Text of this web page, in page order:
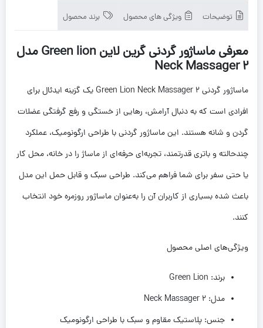
توضیحات ویژگی های محصول برند محصول
معرفی ماساژور گردنی گرین لاین Green lion مدل
Neck Massager 2
ماساژور گردنی Green Lion Neck Massager 2 یک گزینه ایدئال برای
افرادی است که به دنبال آرامش، رهایی از خستگی و رفع گرفتگی عضلات
گردن و شانه هستند. این ماساژور گردنی با طراحی ارگونومیک، عملکرد
چندحالته و باتری قدرتمند، تجربه‌ای حرفه‌ای از ماساژ را در خانه، محل کار
یا حتی سفر برای شما فراهم می‌کند. طراحی سبک و قابل حمل این مدل
باعث شده بسیاری از کاربران آن را به‌عنوان ماساژور روزمره خود انتخاب
کنند.
ویژگی‌های اصلی محصول
برند: Green Lion
مدل: Neck Massager 2
جنس: پلاستیک مقاوم و سبک با طراحی ارگونومیک